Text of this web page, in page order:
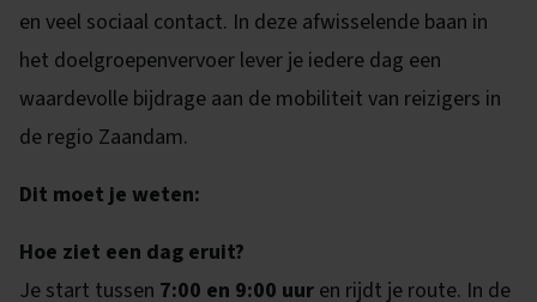
en veel sociaal contact. In deze afwisselende baan in
het doelgroepenvervoer lever je iedere dag een
waardevolle bijdrage aan de mobiliteit van reizigers in
de regio Zaandam.
Dit moet je weten:
Hoe ziet een dag eruit?
Je start tussen 7:00 en 9:00 uur en rijdt je route. In de